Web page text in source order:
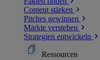
Content stärken
Pitches gewinnen
Märkte verstehen
Strategien entwickeln
Ressourcen